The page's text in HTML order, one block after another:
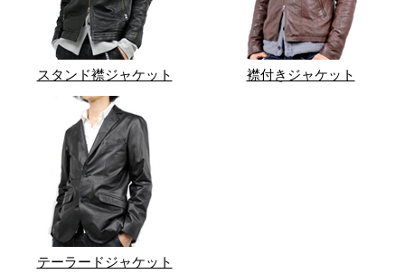
スタンド襟ジャケット 襟付きジャケット
テーラードジャケット